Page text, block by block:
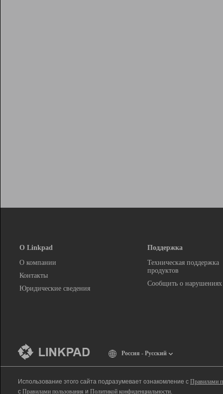
О Linkpad
О компании
Контакты
Юридические сведения
Поддержка
Техническая поддержка
продуктов
Сообщить о нарушениях
Россия - Русский
Использование этого сайта подразумевает ознакомление с Правилами
с Правилами пользования и Политикой конфиденциальности.